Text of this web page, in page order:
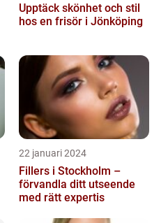
Upptäck skönhet och stil
hos en frisör i Jönköping
22 januari 2024
Fillers i Stockholm –
förvandla ditt utseende
med rätt expertis